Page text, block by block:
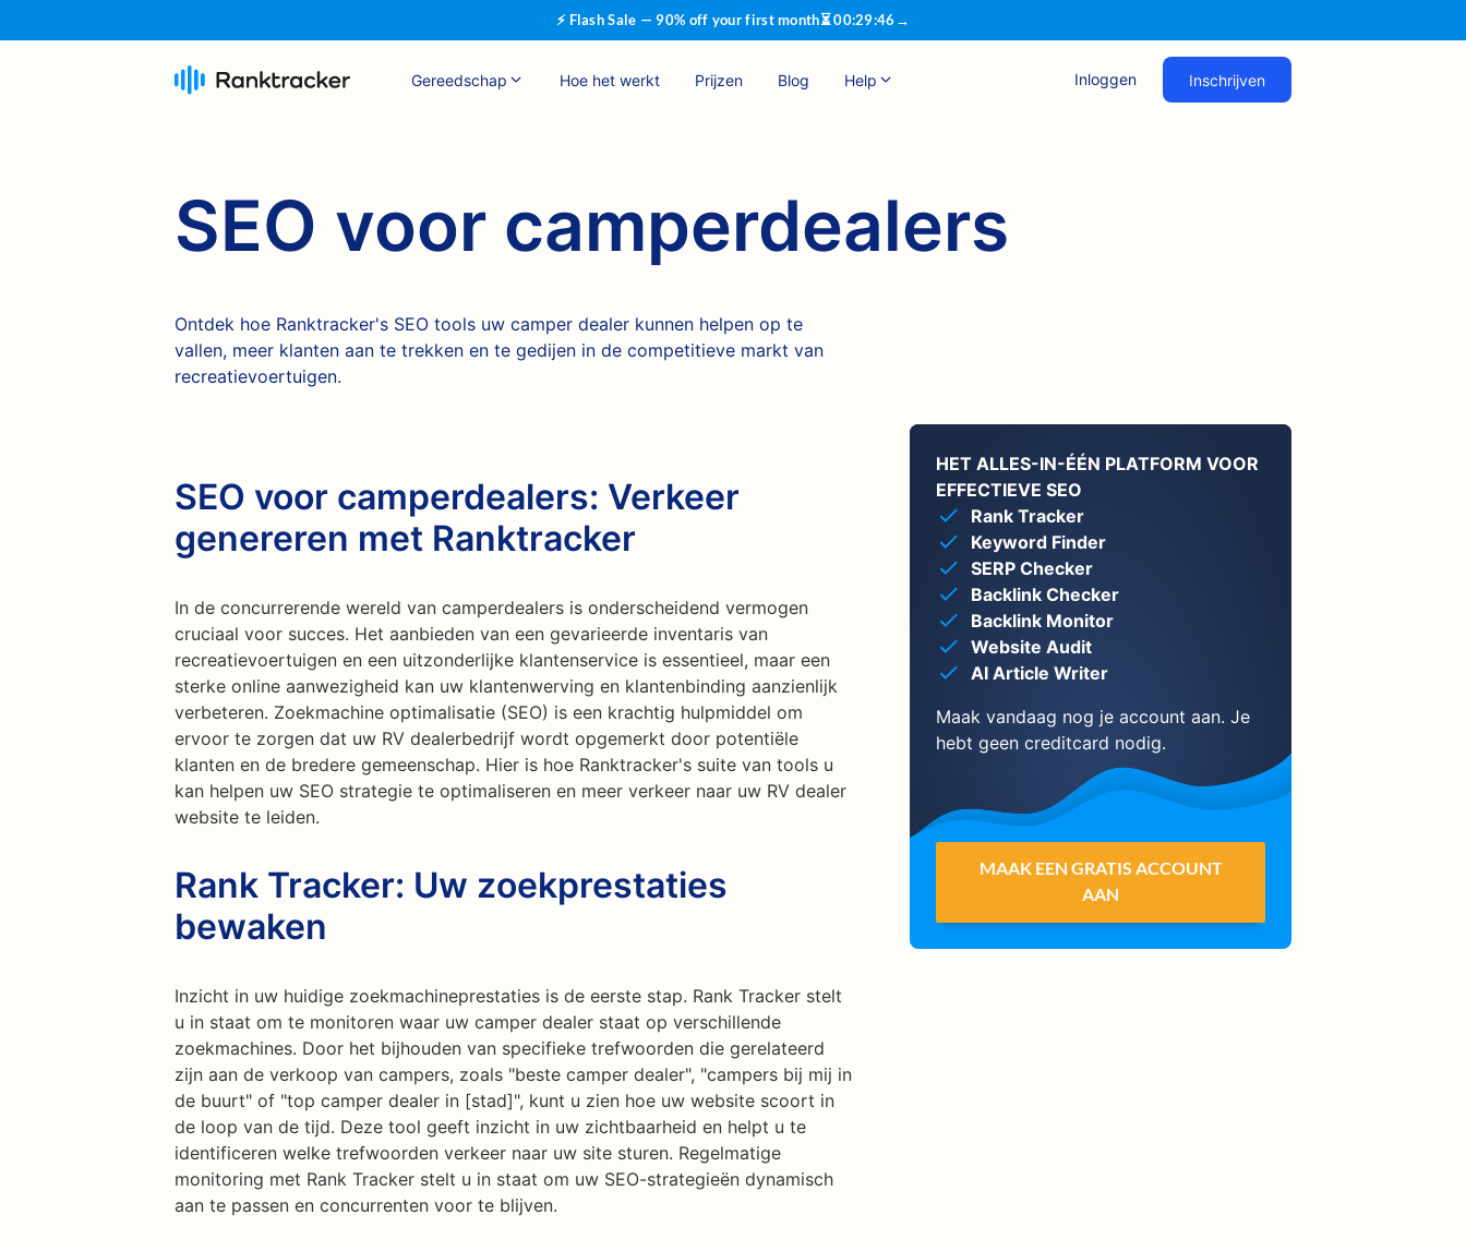
⚡ Flash Sale — 90% off your first month⏳00:29:45 →
Gereedschap Hoe het werkt Prijzen Blog Help Inloggen Inschrijven
SEO voor camperdealers
Ontdek hoe Ranktracker's SEO tools uw camper dealer kunnen helpen op te
vallen, meer klanten aan te trekken en te gedijen in de competitieve markt van
recreatievoertuigen.
SEO voor camperdealers: Verkeer
genereren met Ranktracker
In de concurrerende wereld van camperdealers is onderscheidend vermogen
cruciaal voor succes. Het aanbieden van een gevarieerde inventaris van
recreatievoertuigen en een uitzonderlijke klantenservice is essentieel, maar een
sterke online aanwezigheid kan uw klantenwerving en klantenbinding aanzienlijk
verbeteren. Zoekmachine optimalisatie (SEO) is een krachtig hulpmiddel om
ervoor te zorgen dat uw RV dealerbedrijf wordt opgemerkt door potentiële
klanten en de bredere gemeenschap. Hier is hoe Ranktracker's suite van tools u
kan helpen uw SEO strategie te optimaliseren en meer verkeer naar uw RV dealer
website te leiden.
Rank Tracker: Uw zoekprestaties
bewaken
Inzicht in uw huidige zoekmachineprestaties is de eerste stap. Rank Tracker stelt
u in staat om te monitoren waar uw camper dealer staat op verschillende
zoekmachines. Door het bijhouden van specifieke trefwoorden die gerelateerd
zijn aan de verkoop van campers, zoals "beste camper dealer", "campers bij mij in
de buurt" of "top camper dealer in [stad]", kunt u zien hoe uw website scoort in
de loop van de tijd. Deze tool geeft inzicht in uw zichtbaarheid en helpt u te
identificeren welke trefwoorden verkeer naar uw site sturen. Regelmatige
monitoring met Rank Tracker stelt u in staat om uw SEO-strategieën dynamisch
aan te passen en concurrenten voor te blijven.
HET ALLES-IN-ÉÉN PLATFORM VOOR
EFFECTIEVE SEO
Rank Tracker
Keyword Finder
SERP Checker
Backlink Checker
Backlink Monitor
Website Audit
AI Article Writer
Maak vandaag nog je account aan. Je
hebt geen creditcard nodig.
MAAK EEN GRATIS ACCOUNT
AAN